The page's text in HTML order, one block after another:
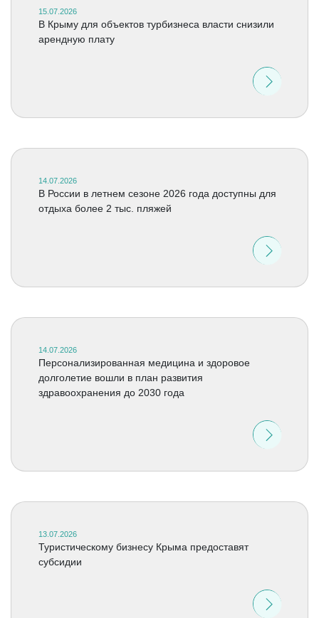
15.07.2026
В Крыму для объектов турбизнеса власти снизили
арендную плату
14.07.2026
В России в летнем сезоне 2026 года доступны для
отдыха более 2 тыс. пляжей
14.07.2026
Персонализированная медицина и здоровое
долголетие вошли в план развития
здравоохранения до 2030 года
13.07.2026
Туристическому бизнесу Крыма предоставят
субсидии